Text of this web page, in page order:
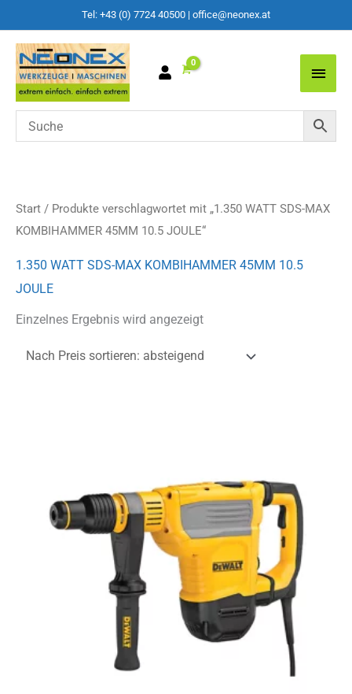
Tel: +43 (0) 7724 40500 | office@neonex.at
Main
Start / Produkte verschlagwortet mit „1.350 WATT SDS-MAX
KOMBIHAMMER 45MM 10.5 JOULE“
1.350 WATT SDS-MAX KOMBIHAMMER 45MM 10.5
JOULE
Einzelnes Ergebnis wird angezeigt